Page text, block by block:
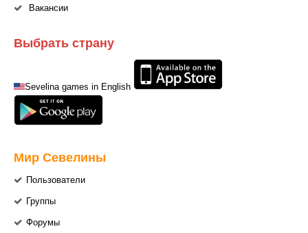
Вакансии
Выбрать страну
Sevelina games in English
Мир Севелины
Пользователи
Группы
Форумы